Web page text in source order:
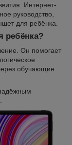
Интернет-
руководство,
для ребёнка.
ребёнка?
Он помогает
обучающие